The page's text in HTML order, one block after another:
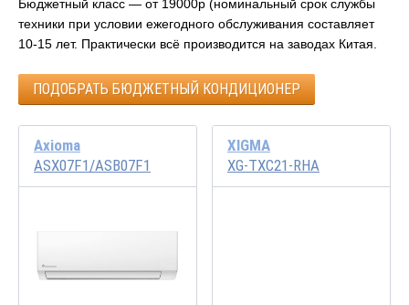
Бюджетный класс — от 19000р (номинальный срок службы
техники при условии ежегодного обслуживания составляет
10-15 лет. Практически всё производится на заводах Китая.
ПОДОБРАТЬ БЮДЖЕТНЫЙ КОНДИЦИОНЕР
Axioma
ASX07F1/ASB07F1
XIGMA
XG-TXC21-RHA